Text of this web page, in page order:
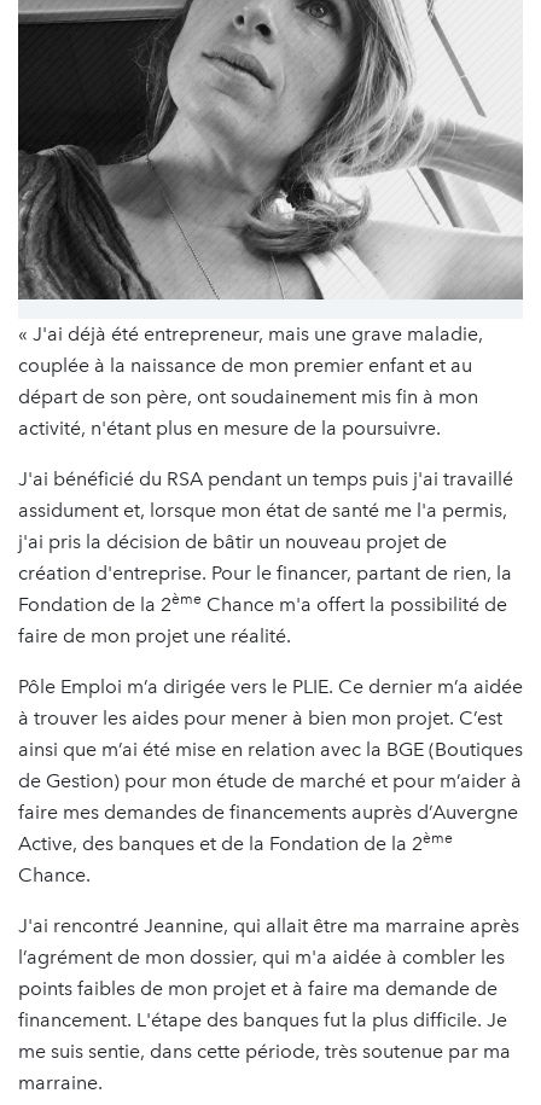
« J'ai déjà été entrepreneur, mais une grave maladie,
couplée à la naissance de mon premier enfant et au
départ de son père, ont soudainement mis fin à mon
activité, n'étant plus en mesure de la poursuivre.
J'ai bénéficié du RSA pendant un temps puis j'ai travaillé
assidument et, lorsque mon état de santé me l'a permis,
j'ai pris la décision de bâtir un nouveau projet de
création d'entreprise. Pour le financer, partant de rien, la
Fondation de la 2ème Chance m'a offert la possibilité de
faire de mon projet une réalité.
Pôle Emploi m’a dirigée vers le PLIE. Ce dernier m’a aidée
à trouver les aides pour mener à bien mon projet. C’est
ainsi que m’ai été mise en relation avec la BGE (Boutiques
de Gestion) pour mon étude de marché et pour m’aider à
faire mes demandes de financements auprès d’Auvergne
Active, des banques et de la Fondation de la 2ème
Chance.
J'ai rencontré Jeannine, qui allait être ma marraine après
l’agrément de mon dossier, qui m'a aidée à combler les
points faibles de mon projet et à faire ma demande de
financement. L'étape des banques fut la plus difficile. Je
me suis sentie, dans cette période, très soutenue par ma
marraine.